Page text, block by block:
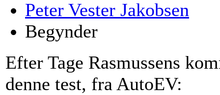
Peter Vester Jakobsen
Begynder
Efter Tage Rasmussens
denne test, fra AutoEV: